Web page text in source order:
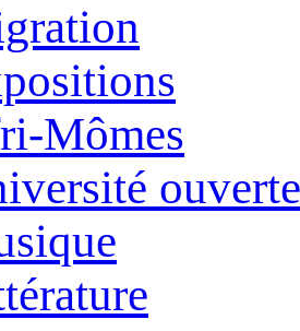
Mômes
ouverte